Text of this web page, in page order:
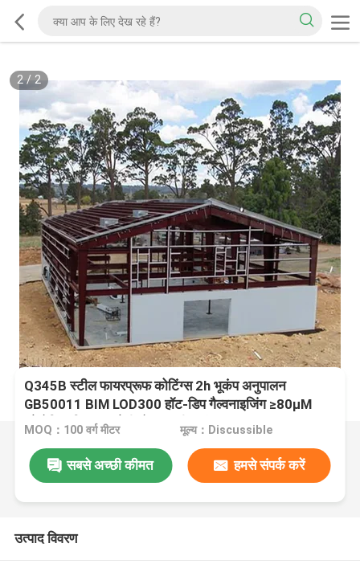
2/ 2
Q345B स्टील फायरप्रूफ कोटिंग्स 2h भूकंप अनुपालन
GB50011 BIM LOD300 हॉट-डिप गैल्वनाइजिंग ≥80μM
औद्योगिक डिजाइन शैली गोदाम स्टील संरचना भवन 15-60m
MOQ：100 वर्ग मीटर मूल्य：Discussible
सबसे अच्छी कीमत हमसे संपर्क करें
उत्पाद विवरण